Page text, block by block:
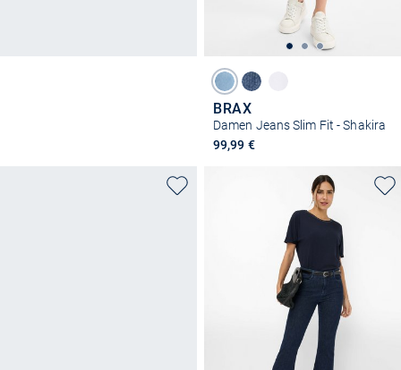
BRAX
Damen Jeans Slim Fit - Shakira
99,99 €